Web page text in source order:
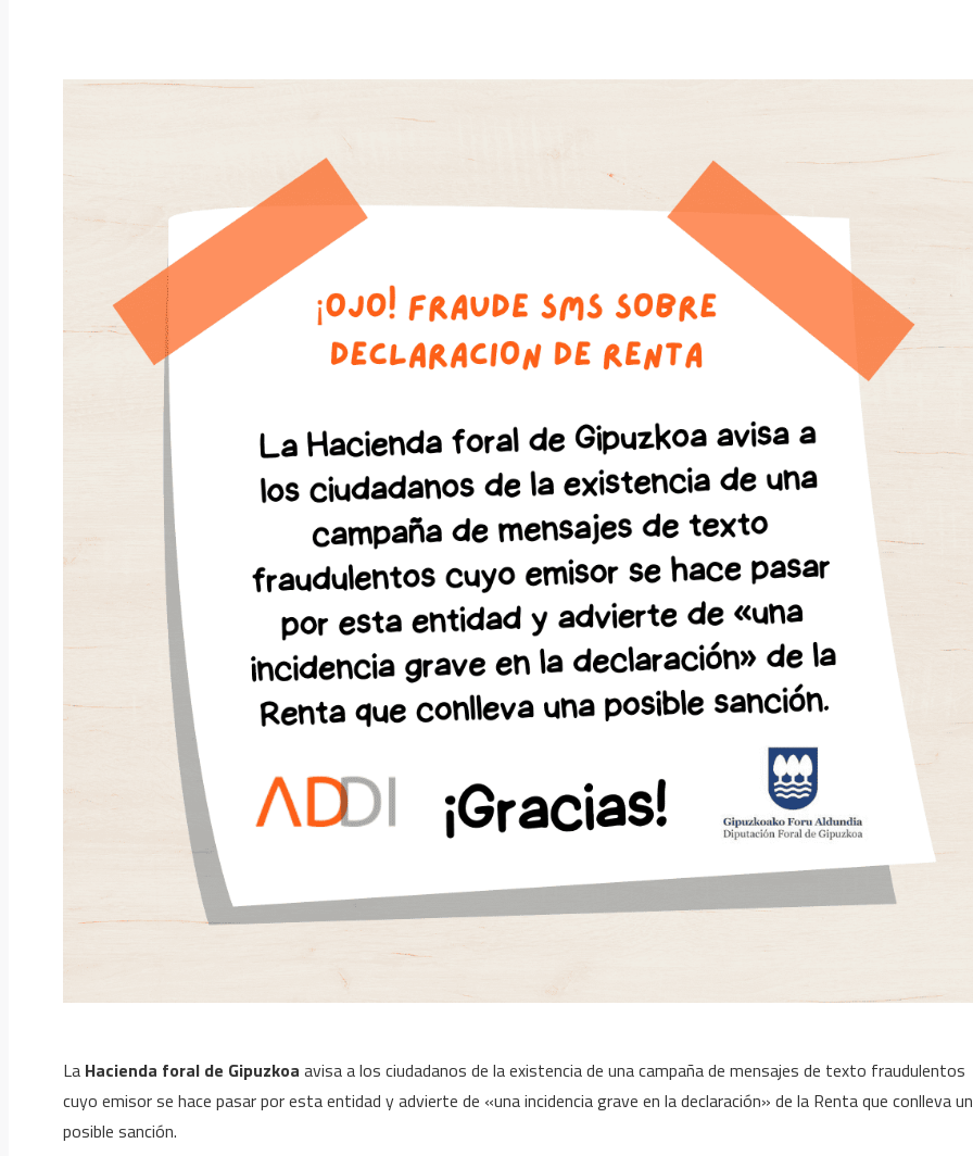
La Hacienda foral de Gipuzkoa avisa a los ciudadanos de la existencia de una campaña de mensajes de texto fraudulentos
cuyo emisor se hace pasar por esta entidad y advierte de «una incidencia grave en la declaración» de la Renta que conlleva
posible sanción.